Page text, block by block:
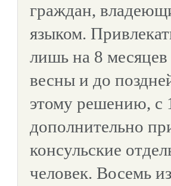
граждан,
языком.
лишь на 8
весны и до
этому решению,
дополнительно
консульские
человек. Восемь